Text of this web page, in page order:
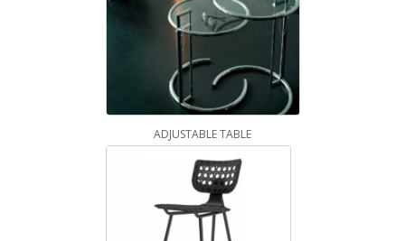
ADJUSTABLE TABLE